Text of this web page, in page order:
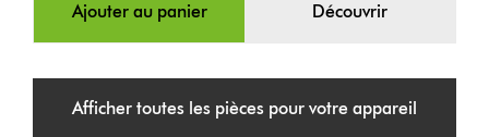
Ajouter au panier Découvrir
Afficher toutes les pièces pour votre appareil